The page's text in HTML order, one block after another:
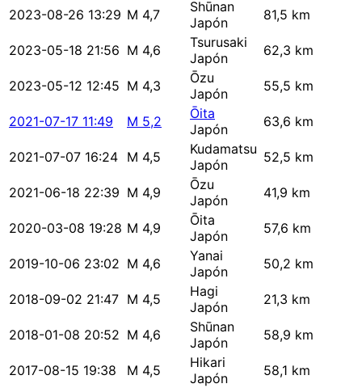
2023-08-26 13:29 M 4,7
Shūnan
Japón
81,5 km
2023-05-18 21:56 M 4,6
Tsurusaki
Japón
62,3 km
2023-05-12 12:45 M 4,3
Ōzu
Japón
55,5 km
2021-07-17 11:49 M 5,2
Ōita
Japón
63,6 km
2021-07-07 16:24 M 4,5
Kudamatsu
Japón
52,5 km
2021-06-18 22:39 M 4,9
Ōzu
Japón
41,9 km
2020-03-08 19:28 M 4,9
Ōita
Japón
57,6 km
2019-10-06 23:02 M 4,6
Yanai
Japón
50,2 km
2018-09-02 21:47 M 4,5
Hagi
Japón
21,3 km
2018-01-08 20:52 M 4,6
Shūnan
Japón
58,9 km
2017-08-15 19:38 M 4,5
Hikari
Japón
58,1 km